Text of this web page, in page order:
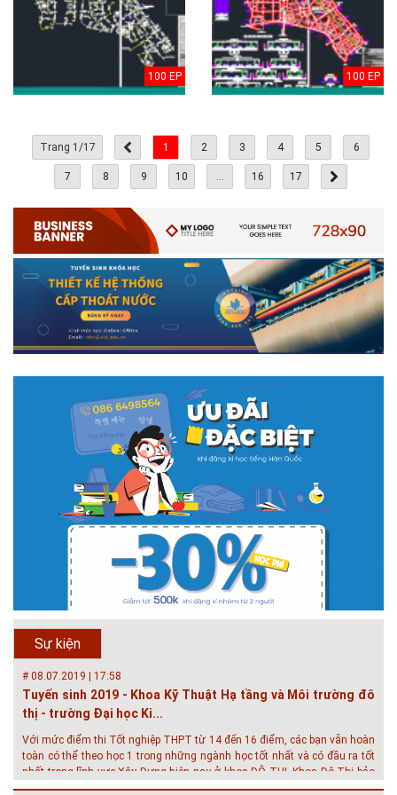
100 EP 100 EP
Trang 1/17 1 2 3 4 5 6
7 8 9 10 16 17
Sự kiện
# 05.04.2025 | 17:16
Tuyển sinh 2025, Khoa kỹ thuật hạ tầng và môi trường đô thị
- Đại học Kiến trúc...
Thông tin tuyển sinh đại học 2025 Khoa kỹ thuật hạ tầng và môi trường
đô thị - Đại học Kiến trúc Hà Nội Tuyển sinh đại học với 280 chỉ tiêu, thời
gian đào tạo 4,5 năm
# 05.04.2020 | 20:30
GIAO LƯU TRỰC TUYẾN - TƯ VẤN TUYỂN SINH ĐẠI HỌC
CHÍNH QUY ĐẠI HỌC KIẾN TRÚC NĂM...
Năm nay, kỳ thi THPT quốc gia dự kiến diễn ra vào tháng 8. Trường Đại
học Kiến trúc Hà Nội chúc các bạn học sinh cuối cấp ôn thi thật tốt MỜI
QUÝ PHỤ HUYNH VÀ CÁC EM ĐÓN XEM GIAO LƯU TRỰC TUYẾN "TƯ
VẤN TUYỂN SINH ĐẠI H...
# 08.07.2019 | 17:58
Tuyến sinh 2019 - Khoa Kỹ Thuật Hạ tầng và Môi trường đô
thị - trường Đại học Ki...
Với mức điểm thi Tốt nghiệp THPT từ 14 đến 16 điểm, các bạn vẫn hoàn
toàn có thể theo học 1 trong những ngành học tốt nhất và có đầu ra tốt
nhất trong lĩnh vực Xây Dựng hiện nay ở khoa ĐÔ THỊ. Khoa Đô Thị bảo
đảm 100% t...